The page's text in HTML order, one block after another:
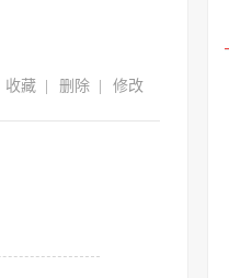
修改
删除
收藏